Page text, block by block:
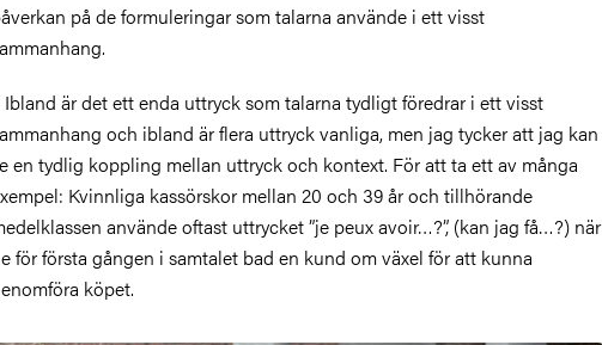
på de formuleringar som talarna använde i ett visst
Ibland är det ett enda uttryck som talarna tydligt föredrar i ett visst
och ibland är flera uttryck vanliga, men jag tycker att jag kan
en tydlig koppling mellan uttryck och kontext. För att ta ett av många
Kvinnliga kassörskor mellan 20 och 39 år och tillhörande
använde oftast uttrycket ”je peux avoir…?”, (kan jag få…?) när
för första gången i samtalet bad en kund om växel för att kunna
köpet.